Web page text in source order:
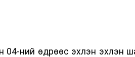
04-ний өдрөөс эхлэн эхлэн